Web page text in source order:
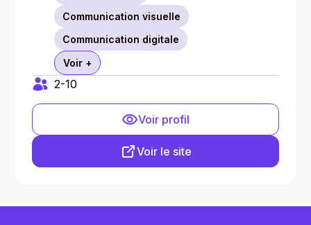
Communication visuelle
Communication digitale
Voir +
2-10
Voir profil
Voir le site